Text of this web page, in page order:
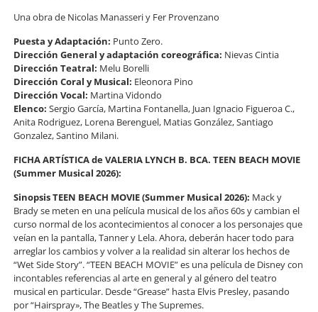
Una obra de Nicolas Manasseri y Fer Provenzano
Puesta y Adaptación: Punto Zero.
Dirección General y adaptación coreográfica: Nievas Cintia
Dirección Teatral: Melu Borelli
Dirección Coral y Musical: Eleonora Pino
Dirección Vocal: Martina Vidondo
Elenco: Sergio García, Martina Fontanella, Juan Ignacio Figueroa C.,
Anita Rodriguez, Lorena Berenguel, Matias González, Santiago
Gonzalez, Santino Milani.
FICHA ARTÍSTICA de VALERIA LYNCH B. BCA. TEEN BEACH MOVIE
(Summer Musical 2026):
Sinopsis TEEN BEACH MOVIE (Summer Musical 2026): Mack y
Brady se meten en una película musical de los años 60s y cambian el
curso normal de los acontecimientos al conocer a los personajes que
veían en la pantalla, Tanner y Lela. Ahora, deberán hacer todo para
arreglar los cambios y volver a la realidad sin alterar los hechos de
“Wet Side Story”. “TEEN BEACH MOVIE” es una película de Disney con
incontables referencias al arte en general y al género del teatro
musical en particular. Desde “Grease” hasta Elvis Presley, pasando
por “Hairspray», The Beatles y The Supremes.